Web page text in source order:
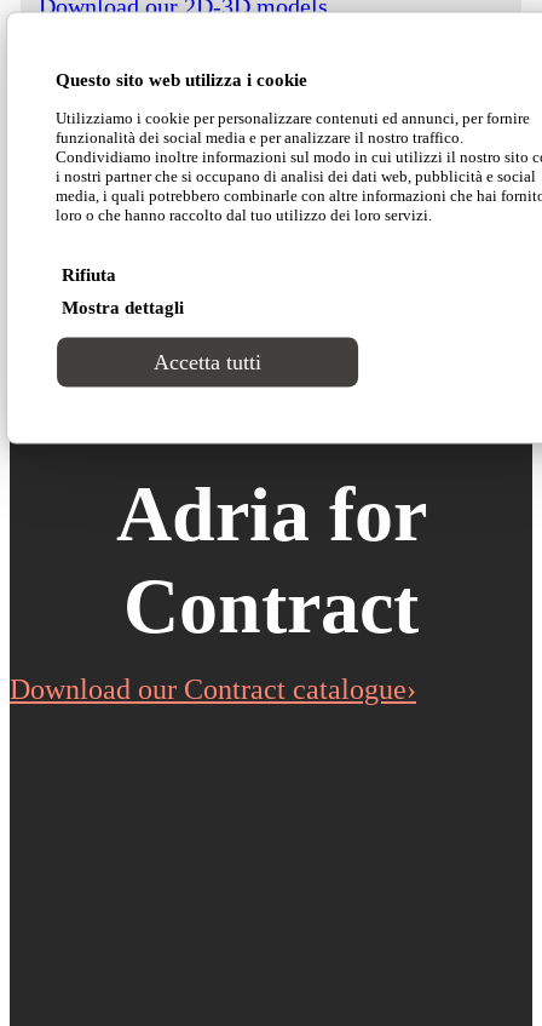
Questo sito web utilizza i cookie
Utilizziamo i cookie per personalizzare contenuti ed annunci, per fornire
funzionalità dei social media e per analizzare il nostro traffico.
Condividiamo inoltre informazioni sul modo in cui utilizzi il nostro sito
i nostri partner che si occupano di analisi dei dati web, pubblicità e social
media, i quali potrebbero combinarle con altre informazioni che hai
loro o che hanno raccolto dal tuo utilizzo dei loro servizi.
Rifiuta
Mostra dettagli
Accetta tutti
Download our 2D-3D models
Adria is the space-saving sofa that turns the living
area into a sleeping area in just a blick of an eye: a
comfortable nest for guests and an effective and
practical solution for hosts.
Adria for
Contract
Download our Contract catalogue›